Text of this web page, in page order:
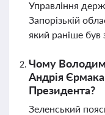
Управління
Запорізькій
який раніше був
Чому
Андрія
Президента?
Зеленський